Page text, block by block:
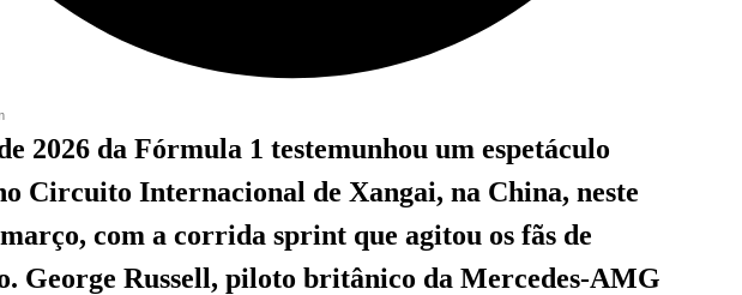
2026 da Fórmula 1 testemunhou um espetáculo
Circuito Internacional de Xangai, na China, neste
com a corrida sprint que agitou os fãs de
George Russell, piloto britânico da Mercedes-AMG